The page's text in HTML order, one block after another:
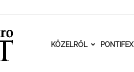
RomKat.roKÖZELRŐL PONTIFEX